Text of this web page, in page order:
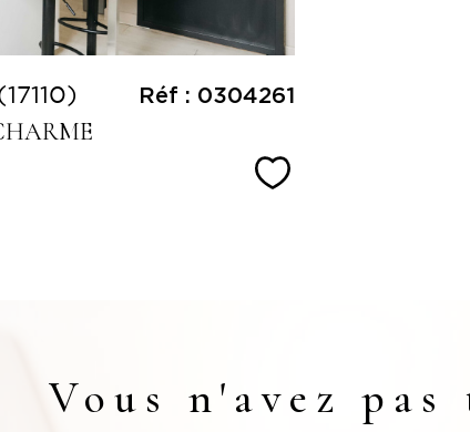
Réf : 0304261
Sélectionner
Vous n'avez pas